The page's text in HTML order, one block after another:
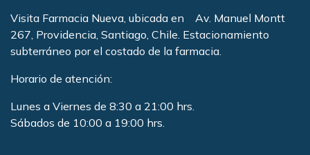
Visita Farmacia Nueva, ubicada en Av. Manuel Montt
267, Providencia, Santiago, Chile. Estacionamiento
subterráneo por el costado de la farmacia.
Horario de atención:
Lunes a Viernes de 8:30 a 21:00 hrs.
Sábados de 10:00 a 19:00 hrs.